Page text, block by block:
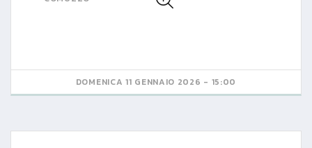
DOMENICA 11 GENNAIO 2026 - 15:00